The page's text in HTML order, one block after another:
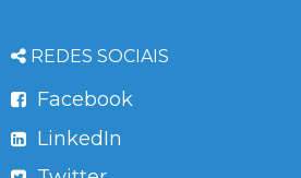
REDES SOCIAIS
Facebook
LinkedIn